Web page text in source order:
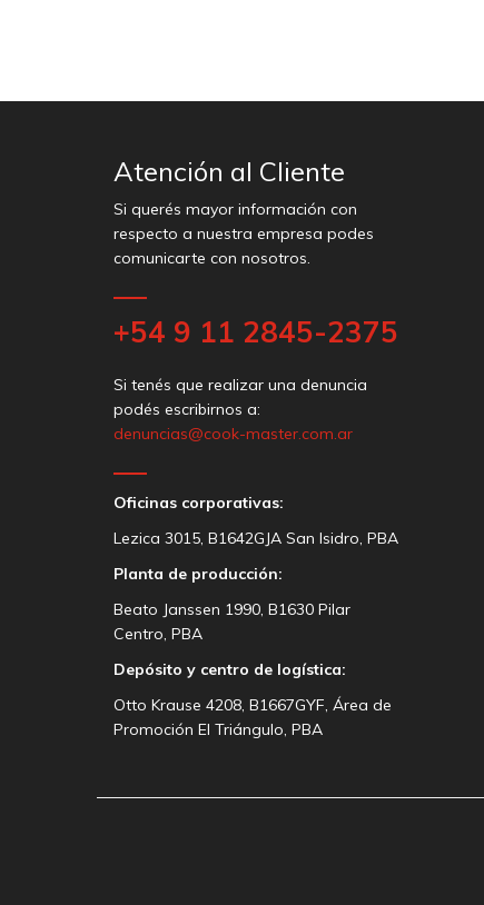
Atención al Cliente
Si querés mayor información con
respecto a nuestra empresa podes
comunicarte con nosotros.
+54 9 11 2845-2375
Si tenés que realizar una denuncia
podés escribirnos a:
denuncias@cook-master.com.ar
Oficinas corporativas:
Lezica 3015, B1642GJA San Isidro, PBA
Planta de producción:
Beato Janssen 1990, B1630 Pilar
Centro, PBA
Depósito y centro de logística:
Otto Krause 4208, B1667GYF, Área de
Promoción El Triángulo, PBA